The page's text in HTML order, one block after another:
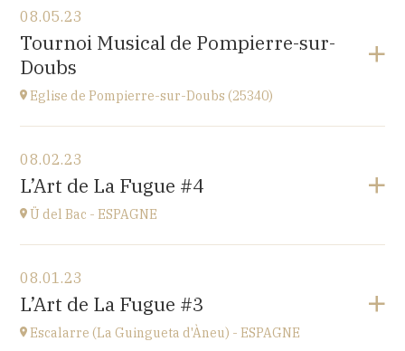
Ancy-le-Franc (89160)
Le Château d’Ancy-le-Franc, 18 Place Clermont-
Tonnerre, 89160 Ancy-le-Franc
Go to site
08.05.23
Tournoi Musical de Pompierre-sur-
Doubs
Eglise de Pompierre-sur-Doubs (25340)
Eglise de Pompierre-sur-Doubs (25340)
3 chemin de l'église
at17H
08.02.23
L’Art de La Fugue #4
Ü del Bac - ESPAGNE
Ü del Bac - ESPAGNE
Vall del Bac
at21H00
08.01.23
L’Art de La Fugue #3
Escalarre (La Guingueta d'Àneu) - ESPAGNE